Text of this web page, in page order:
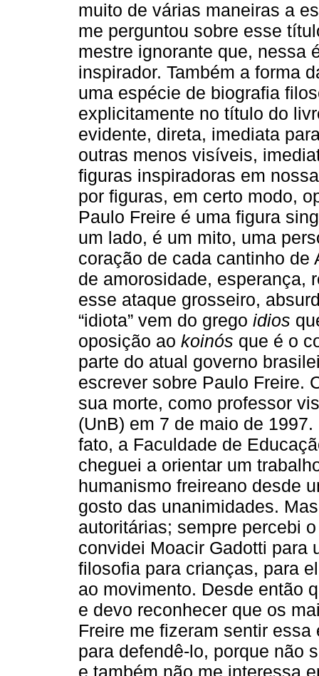
muito de várias maneiras a
me perguntou sobre esse
mestre ignorante que, nessa
inspirador. Também a forma
uma espécie de biografia
explicitamente no título do
evidente, direta, imediata
outras menos visíveis,
figuras inspiradoras em
por figuras, em certo modo,
Paulo Freire é uma figura
um lado, é um mito, uma
coração de cada cantinho
de amorosidade, esperança,
esse ataque grosseiro,
“idiota” vem do grego idios
oposição ao koinós que é o
parte do atual governo
escrever sobre Paulo Freire.
sua morte, como professor
(UnB) em 7 de maio de
fato, a Faculdade de
cheguei a orientar um
humanismo freireano desde
gosto das unanimidades.
autoritárias; sempre percebi
convidei Moacir Gadotti para
filosofia para crianças, para
ao movimento. Desde então
e devo reconhecer que os
Freire me fizeram sentir
para defendê-lo, porque não